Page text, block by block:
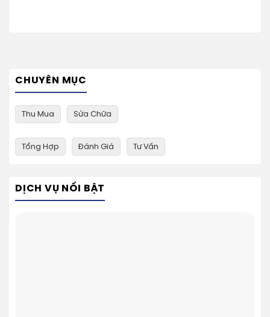
CHUYÊN MỤC
Thu Mua Sửa Chữa
Tổng Hợp Đánh Giá Tư Vấn
DỊCH VỤ NỔI BẬT